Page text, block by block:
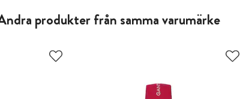
produkter från samma varumärke